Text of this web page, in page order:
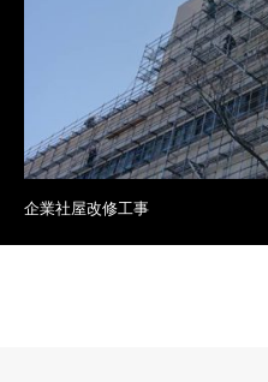
企業社屋改修工事